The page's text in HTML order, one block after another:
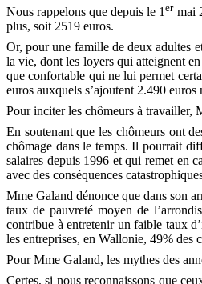
Nous rappelons que depuis le 1ermai
plus, soit 2519 euros.
Or, pour une famille de deux adultes
la vie, dont les loyers qui atteignent
que confortable qui ne lui permet
euros auxquels s’ajoutent 2.490
Pour inciter les chômeurs à travailler,
En soutenant que les chômeurs ont
chômage dans le temps. Il pourrait
salaires depuis 1996 et qui remet en
avec des conséquences
Mme Galand dénonce que dans son
taux de pauvreté moyen de
contribue à entretenir un faible taux
les entreprises, en Wallonie, 49% des
Pour Mme Galand, les mythes des
Certes, si nous reconnaissons que